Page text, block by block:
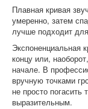
Плавная кривая
умеренно, затем
лучше подходит
Экспоненциальная
концу или,
начале. В
вручную точками
не просто
выразительным.